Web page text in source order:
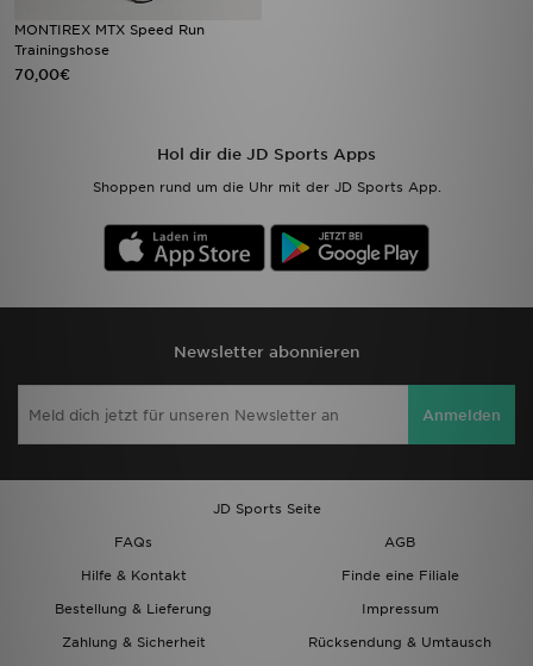
MONTIREX MTX Speed Run
Trainingshose
70,00€
Hol dir die JD Sports Apps
Shoppen rund um die Uhr mit der JD Sports App.
Newsletter abonnieren
Anmelden
JD Sports Seite
FAQs
AGB
Hilfe & Kontakt
Finde eine Filiale
Bestellung & Lieferung
Impressum
Zahlung & Sicherheit
Rücksendung & Umtausch